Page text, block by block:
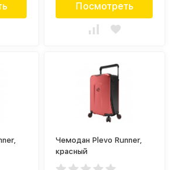
Посмотреть
Чемодан Plevo Runner,
красный